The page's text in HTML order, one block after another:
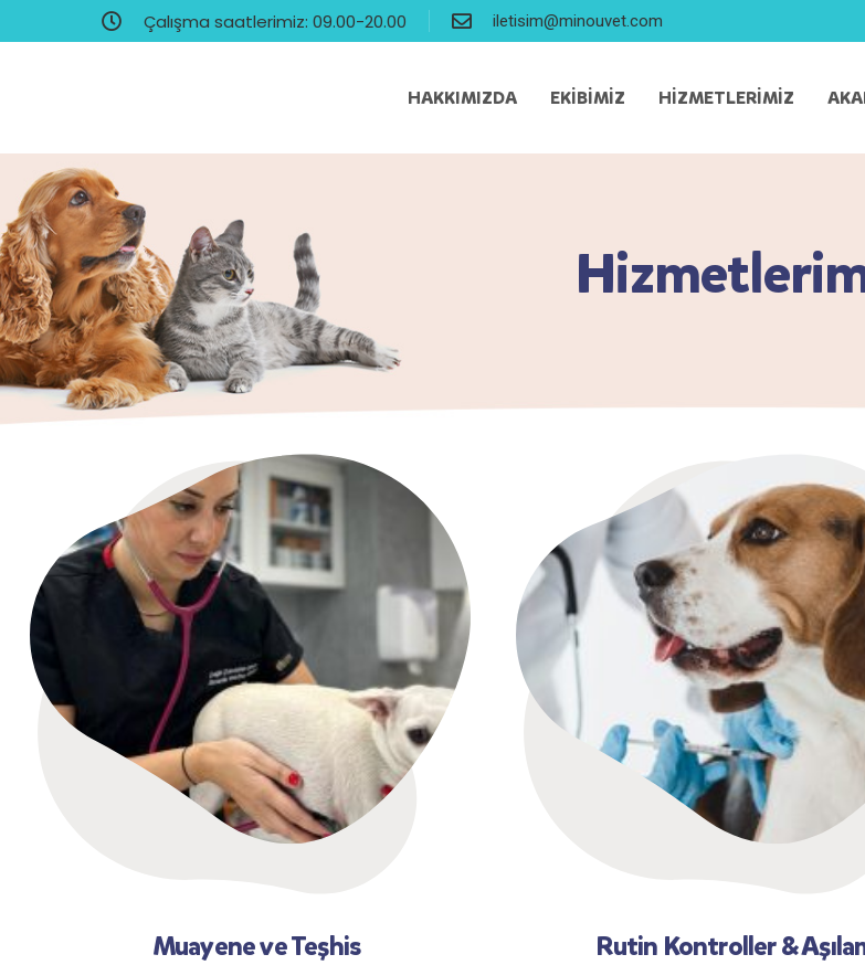
Çalışma saatlerimiz: 09.00-20.00 iletisim@minouvet.com
HAKKIMIZDA EKIBIMIZ HIZMETLERIMIZ
Muayene ve Teşhis Rutin Kontroller &